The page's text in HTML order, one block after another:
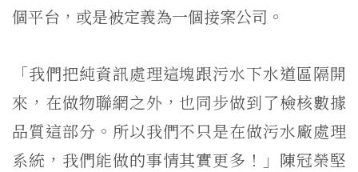
個平台，或是被定義為一個接案公司。
「我們把純資訊處理這塊跟污水下水道區隔開
來，在做物聯網之外，也同步做到了檢核數據
品質這部分。所以我們不只是在做污水廠處理
系統，我們能做的事情其實更多！」陳冠榮堅